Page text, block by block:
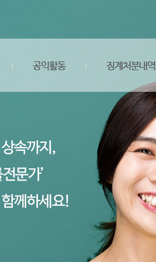
공익활동 징계처분내역